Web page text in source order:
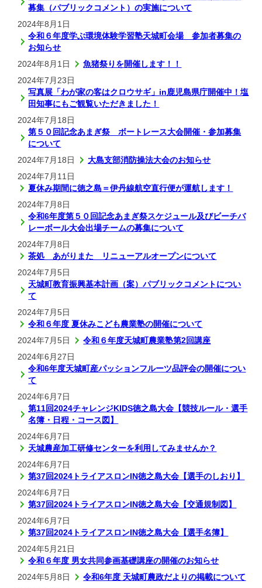
募集（パブリックコメント）の実施について
2024年8月1日
令和６年度学ぶ環境体験学習塾天城町会場 参加者募集の
お知らせ
2024年8月1日
魚猪祭りを開催します！！
2024年7月23日
写真展「わが家の客はクロウサギ」in鹿児島県庁開催中！塩
田知事にもご観覧いただきました！
2024年7月18日
第５０回記念あまぎ祭 ボートレース大会開催・参加募集
について
2024年7月18日
大島支部消防操法大会のお知らせ
2024年7月11日
夏休み期間に徳之島＝伊丹線航空直行便が運航します！
2024年7月8日
令和6年度第５０回記念あまぎ祭スケジュール及びビーチバ
レーボール大会出場チームの募集について
2024年7月8日
茶処 あがりまた リニューアルオープンについて
2024年7月5日
天城町教育振興基本計画（案）パブリックコメントについ
て
2024年7月5日
令和６年度 夏休みこども農業塾の開催について
2024年7月5日
令和６年度天城町農業塾第2回講座
2024年6月27日
令和6年度天城町産パッションフルーツ品評会の開催につい
て
2024年6月7日
第11回2024チャレンジKIDS徳之島大会【競技ルール・選手
名簿・日程・コース図】
2024年6月7日
天城農産加工研修センターを利用してみませんか？
2024年6月7日
第37回2024トライアスロンIN徳之島大会【選手のしおり】
2024年6月7日
第37回2024トライアスロンIN徳之島大会【交通規制図】
2024年6月7日
第37回2024トライアスロンIN徳之島大会【選手名簿】
2024年5月21日
令和６年度 男女共同参画基礎講座の開催のお知らせ
2024年5月8日
令和6年度 天城町農政だよりの掲載について